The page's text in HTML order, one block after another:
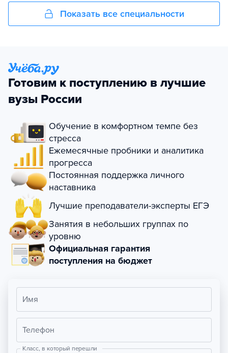
Показать все специальности
Готовим к поступлению в лучшие
вузы России
Обучение в комфортном темпе без
стресса
Ежемесячные пробники и аналитика
прогресса
Постоянная поддержка личного
наставника
Лучшие преподаватели-эксперты ЕГЭ
Занятия в небольших группах по
уровню
Официальная гарантия
поступления на бюджет
Имя
Телефон
Класс, в который перешли